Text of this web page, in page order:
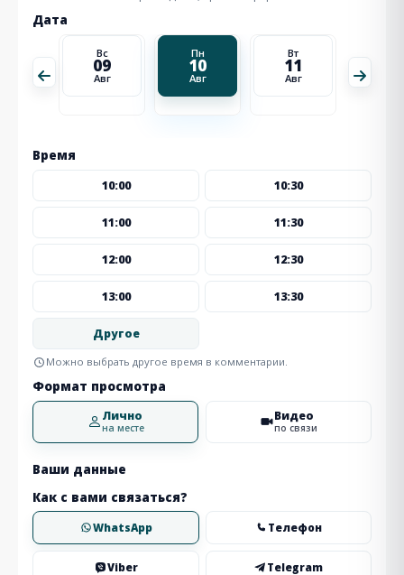
Дата
Вс
09
Авг
Пн
10
Авг
Вт
11
Авг
Время
10:00 10:30
11:00 11:30
12:00 12:30
13:00 13:30
Другое
Можно выбрать другое время в комментарии.
Формат просмотра
Лично
на месте
Видео
по связи
Ваши данные
Как с вами связаться?
WhatsApp Телефон
Viber Telegram